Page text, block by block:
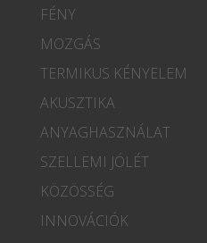
FÉNY
MOZGÁS
TERMIKUS KÉNYELEM
AKUSZTIKA
ANYAGHASZNÁLAT
SZELLEMI JÓLÉT
KÖZÖSSÉG
INNOVÁCIÓK